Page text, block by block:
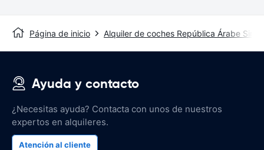
Página de inicio Alquiler de coches República Árabe Siria
Ayuda y contacto
¿Necesitas ayuda? Contacta con unos de nuestros
expertos en alquileres.
Atención al cliente